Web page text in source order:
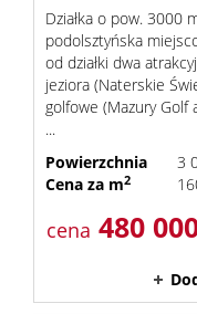
Działka o pow. 3000
podolsztyńska
od działki dwa
jeziora (Naterskie
golfowe (Mazury Golf
...
Powierzchnia
3
Cena za m2
cena 480